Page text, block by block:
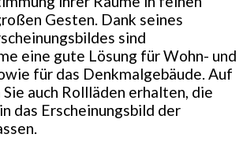
Gesten. Dank seines
sind
eine gute Lösung für Wohn- und
für das Denkmalgebäude. Auf
auch Rollläden erhalten, die
das Erscheinungsbild der